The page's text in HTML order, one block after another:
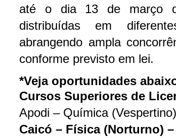
até o dia 13 de março
distribuídas em
abrangendo ampla
conforme previsto em lei.
*Veja oportunidades
Cursos Superiores de
Apodi – Química
Caicó – Física (Norturno)